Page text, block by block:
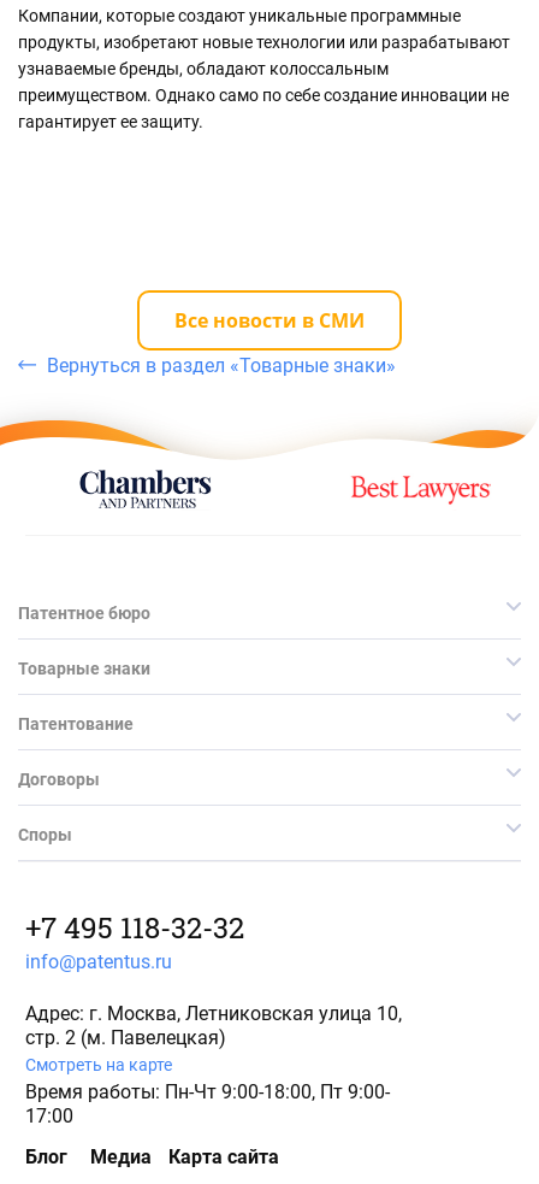
Компании, которые создают уникальные программные
продукты, изобретают новые технологии или разрабатывают
узнаваемые бренды, обладают колоссальным
преимуществом. Однако само по себе создание инновации не
гарантирует ее защиту.
Все новости в СМИ
Вернуться в раздел «Товарные знаки»
Патентное бюро
Товарные знаки
Патентование
Договоры
Споры
+7 495 118-32-32
info@patentus.ru
Адрес: г. Москва, Летниковская улица 10,
стр. 2 (м. Павелецкая)
Смотреть на карте
Время работы: Пн-Чт 9:00-18:00, Пт 9:00-
17:00
Блог
Медиа Карта сайта